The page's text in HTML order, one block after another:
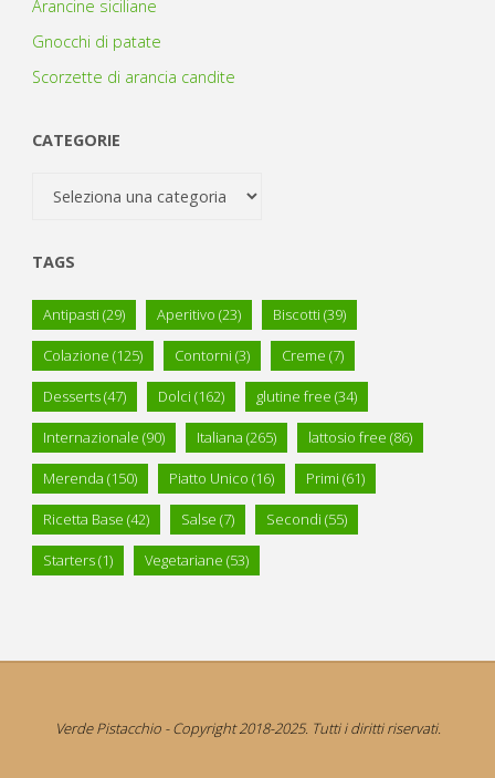
Arancine siciliane
Gnocchi di patate
Scorzette di arancia candite
CATEGORIE
Categorie
TAGS
Antipasti (29) Aperitivo (23) Biscotti (39)
Colazione (125) Contorni (3) Creme (7)
Desserts(47) Dolci (162) glutine free (34)
Internazionale (90) Italiana (265) lattosio free (86)
Merenda (150) Piatto Unico (16) Primi (61)
Ricetta Base (42) Salse (7) Secondi (55)
Starters(1) Vegetariane (53)
Verde Pistacchio - Copyright 2018-2025. Tutti i diritti riservati.